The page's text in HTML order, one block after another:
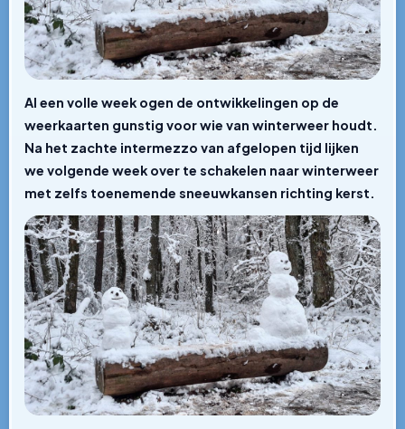
Al een volle week ogen de ontwikkelingen op de
weerkaarten gunstig voor wie van winterweer houdt.
Na het zachte intermezzo van afgelopen tijd lijken
we volgende week over te schakelen naar winterweer
met zelfs toenemende sneeuwkansen richting kerst.